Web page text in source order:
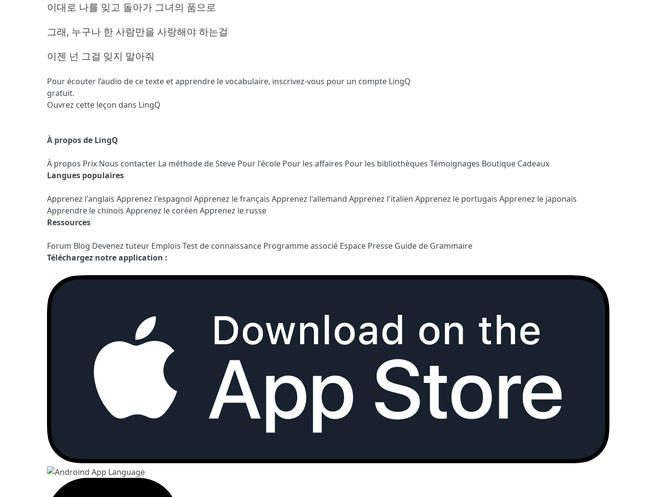
이대로 나를 잊고 돌아가 그녀의 품으로
그래, 누구나 한 사람만을 사랑해야 하는걸
이젠 넌 그걸 잊지 말아줘
Pour écouter l’audio de ce texte et apprendre le vocabulaire, inscrivez-vous pour un compte LingQ
gratuit.
Ouvrez cette leçon dans LingQ
À propos de LingQ
À propos Prix Nous contacter La méthode de Steve Pour l'école Pour les affaires Pour les bibliothèques Témoignages Boutique Cadeaux
Langues populaires
Apprenez l'anglais Apprenez l'espagnol Apprenez le français Apprenez l'allemand Apprenez l'italien Apprenez le portugais Apprenez le japonais
Apprendre le chinois Apprenez le coréen Apprenez le russe
Ressources
Forum Blog Devenez tuteur Emplois Test de connaissance Programme associé Espace Presse Guide de Grammaire
Téléchargez notre application :